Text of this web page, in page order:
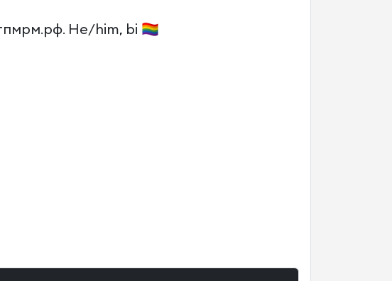
He/him, bi 🏳️‍🌈